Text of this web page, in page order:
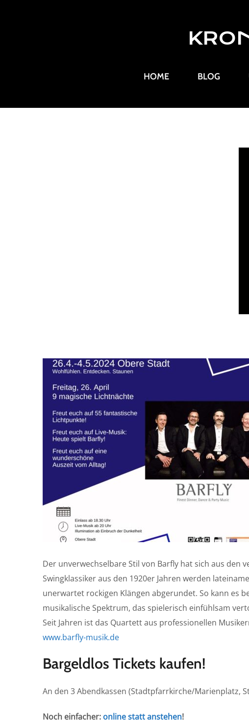
HOME BLOG
Der unverwechselbare Stil von Barfly hat sich aus den
Swingklassiker aus den 1920er Jahren werden
unerwartet rockigen Klängen abgerundet. So kann es
musikalische Spektrum, das spielerisch einfühlsam
Seit Jahren ist das Quartett aus professionellen
www.barfly-musik.de
Bargeldlos Tickets kaufen!
An den 3 Abendkassen (Stadtpfarrkirche/Marienplatz,
Noch einfacher: online statt anstehen!